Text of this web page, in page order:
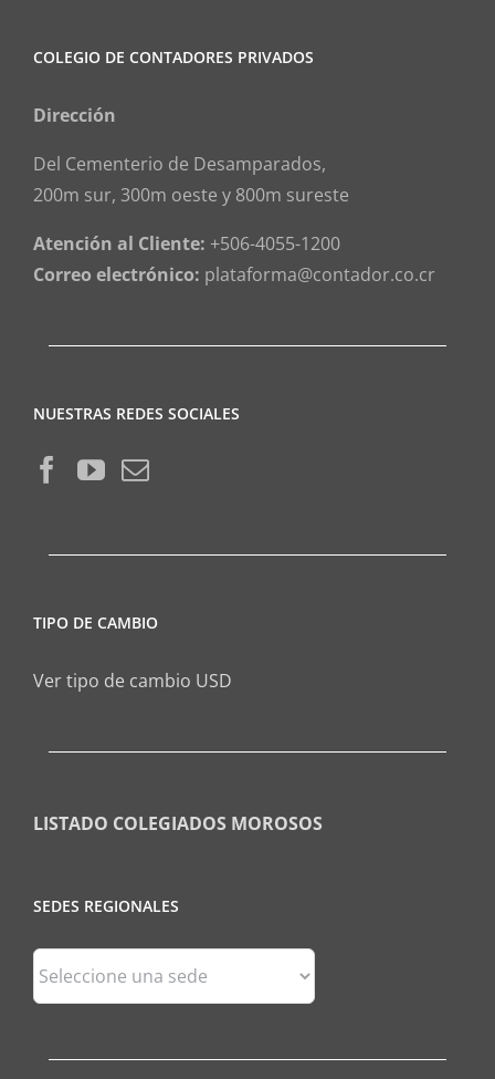
COLEGIO DE CONTADORES PRIVADOS
Dirección
Del Cementerio de Desamparados,
200m sur, 300m oeste y 800m sureste
Atención al Cliente: +506-4055-1200
Correo electrónico: plataforma@contador.co.cr
NUESTRAS REDES SOCIALES
TIPO DE CAMBIO
Ver tipo de cambio USD
LISTADO COLEGIADOS MOROSOS
SEDES REGIONALES
Sedes
Regionales